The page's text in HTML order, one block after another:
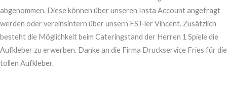
abgenommen. Diese können über unseren Insta Account angefragt
werden oder vereinsintern über unsern FSJ-ler Vincent. Zusätzlich
besteht die Möglichkeit beim Cateringstand der Herren 1 Spiele die
Aufkleber zu erwerben. Danke an die Firma Druckservice Fries für die
tollen Aufkleber.